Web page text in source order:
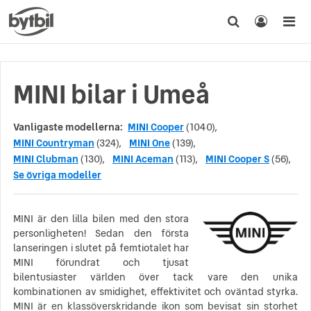
MINI bilar i Umeå
Vanligaste modellerna: MINI Cooper(1040),
MINI Countryman (324), MINI One(139),
MINI Clubman (130), MINI Aceman (113), MINI Cooper S(56),
Se övriga modeller
MINI är den lilla bilen med den stora
personligheten! Sedan den första
lanseringen i slutet på femtiotalet har
MINI förundrat och tjusat
bilentusiaster världen över tack vare den unika
kombinationen av smidighet, effektivitet och oväntad styrka.
MINI är en klassöverskridande ikon som bevisat sin storhet